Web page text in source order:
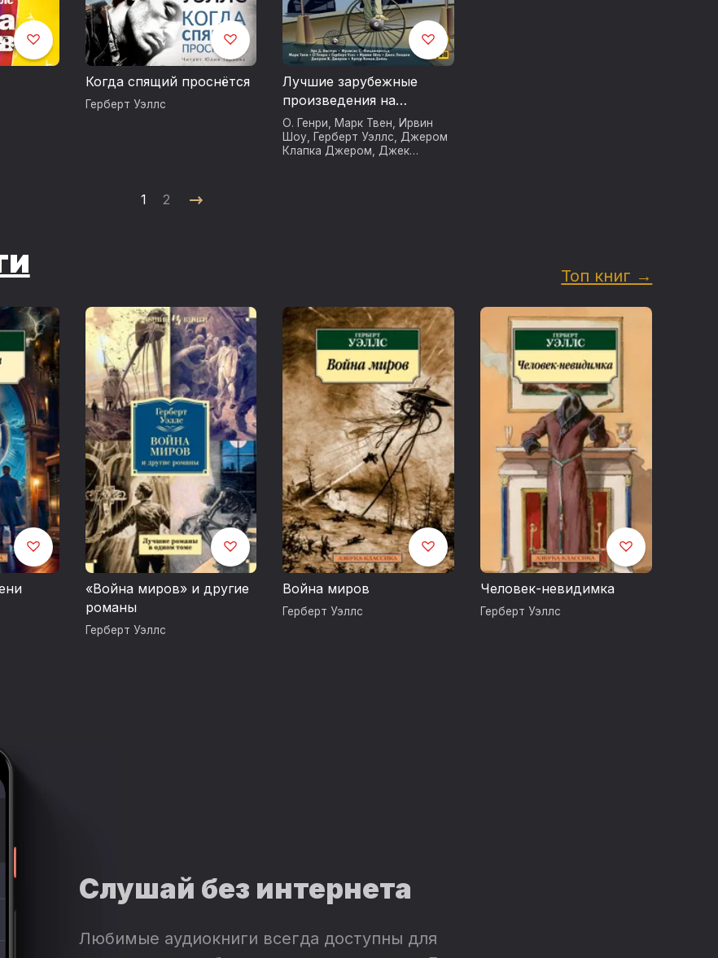
Когда спящий проснётся
Герберт Уэллс
Лучшие зарубежные
произведения на
английском языке.
Уровень - Intermediate
О. Генри, Марк Твен, Ирвин
Шоу, Герберт Уэллс, Джером
Клапка Джером, Джек
1 2
Топ книг →
«Война миров» и другие
романы
Герберт Уэллс
Война миров
Герберт Уэллс
Человек-невидимка
Герберт Уэллс
Слушай без интернета
Любимые аудиокниги всегда доступны для